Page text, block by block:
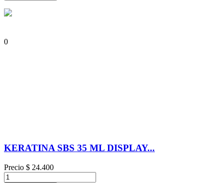
0
KERATINA SBS 35 ML DISPLAY...
Precio $ 24.400